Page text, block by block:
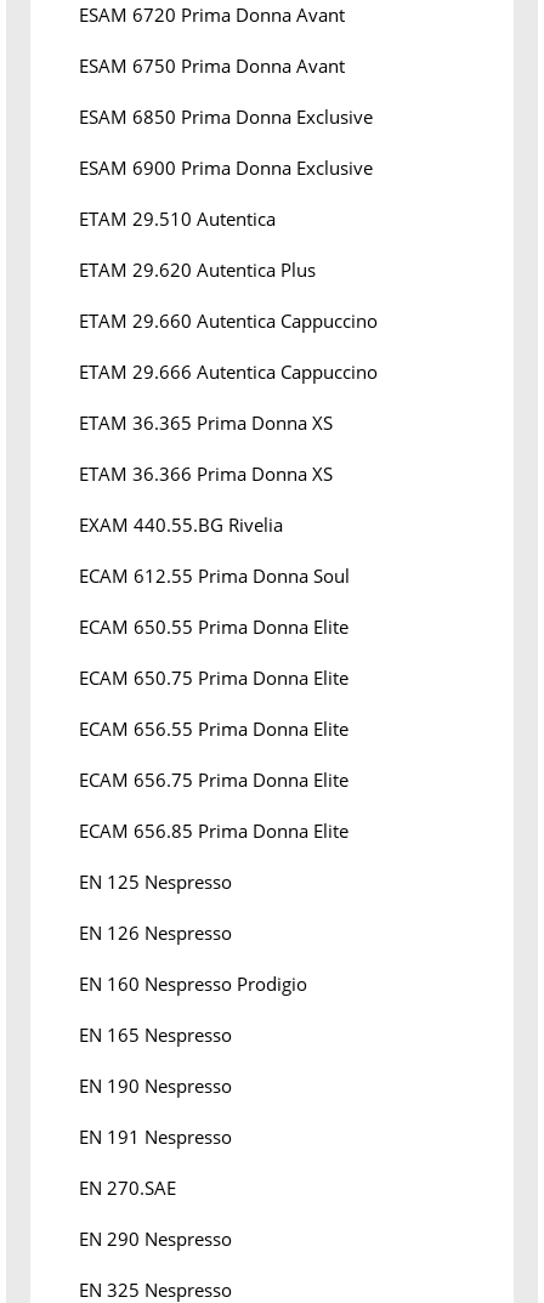
ESAM 6720 Prima Donna Avant
ESAM 6750 Prima Donna Avant
ESAM 6850 Prima Donna Exclusive
ESAM 6900 Prima Donna Exclusive
ETAM 29.510 Autentica
ETAM 29.620 Autentica Plus
ETAM 29.660 Autentica Cappuccino
ETAM 29.666 Autentica Cappuccino
ETAM 36.365 Prima Donna XS
ETAM 36.366 Prima Donna XS
EXAM 440.55.BG Rivelia
ECAM 612.55 Prima Donna Soul
ECAM 650.55 Prima Donna Elite
ECAM 650.75 Prima Donna Elite
ECAM 656.55 Prima Donna Elite
ECAM 656.75 Prima Donna Elite
ECAM 656.85 Prima Donna Elite
EN 125 Nespresso
EN 126 Nespresso
EN 160 Nespresso Prodigio
EN 165 Nespresso
EN 190 Nespresso
EN 191 Nespresso
EN 270.SAE
EN 290 Nespresso
EN 325 Nespresso